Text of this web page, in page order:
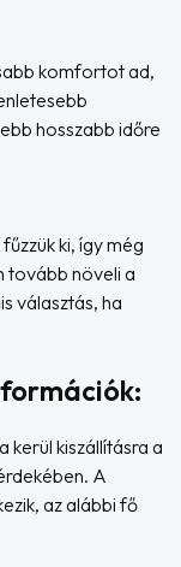
komfortot ad,
hosszabb időre
ki, így még
tovább növeli a
választás, ha
kerül kiszállításra a
A
az alábbi fő